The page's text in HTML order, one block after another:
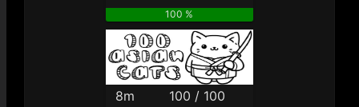
100 %
8m 100 / 100